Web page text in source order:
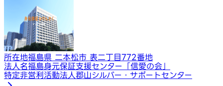
所在地福島県 二本松市 表二丁目772番地
法人名福島身元保証支援センター「信愛の会」
特定非営利活動法人郡山シルバー・サポートセンター